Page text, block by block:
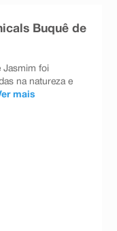
Buquê de
Jasmim foi
na natureza e
mais